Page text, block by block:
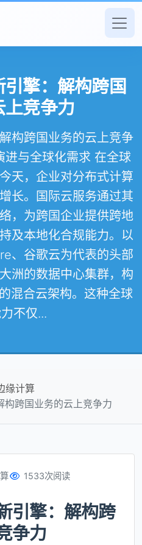
擎：解构跨国
上竞争力
构跨国业务的云上竞争
进与全球化需求 在全球
天，企业对分布式计算
长。国际云服务通过其
，为跨国企业提供跨地
及本地化合规能力。以
、谷歌云为代表的头部
洲的数据中心集群，构
混合云架构。这种全球
不仅...
缘计算
构跨国业务的云上竞争力
1533次阅读
引擎：解构跨
争力